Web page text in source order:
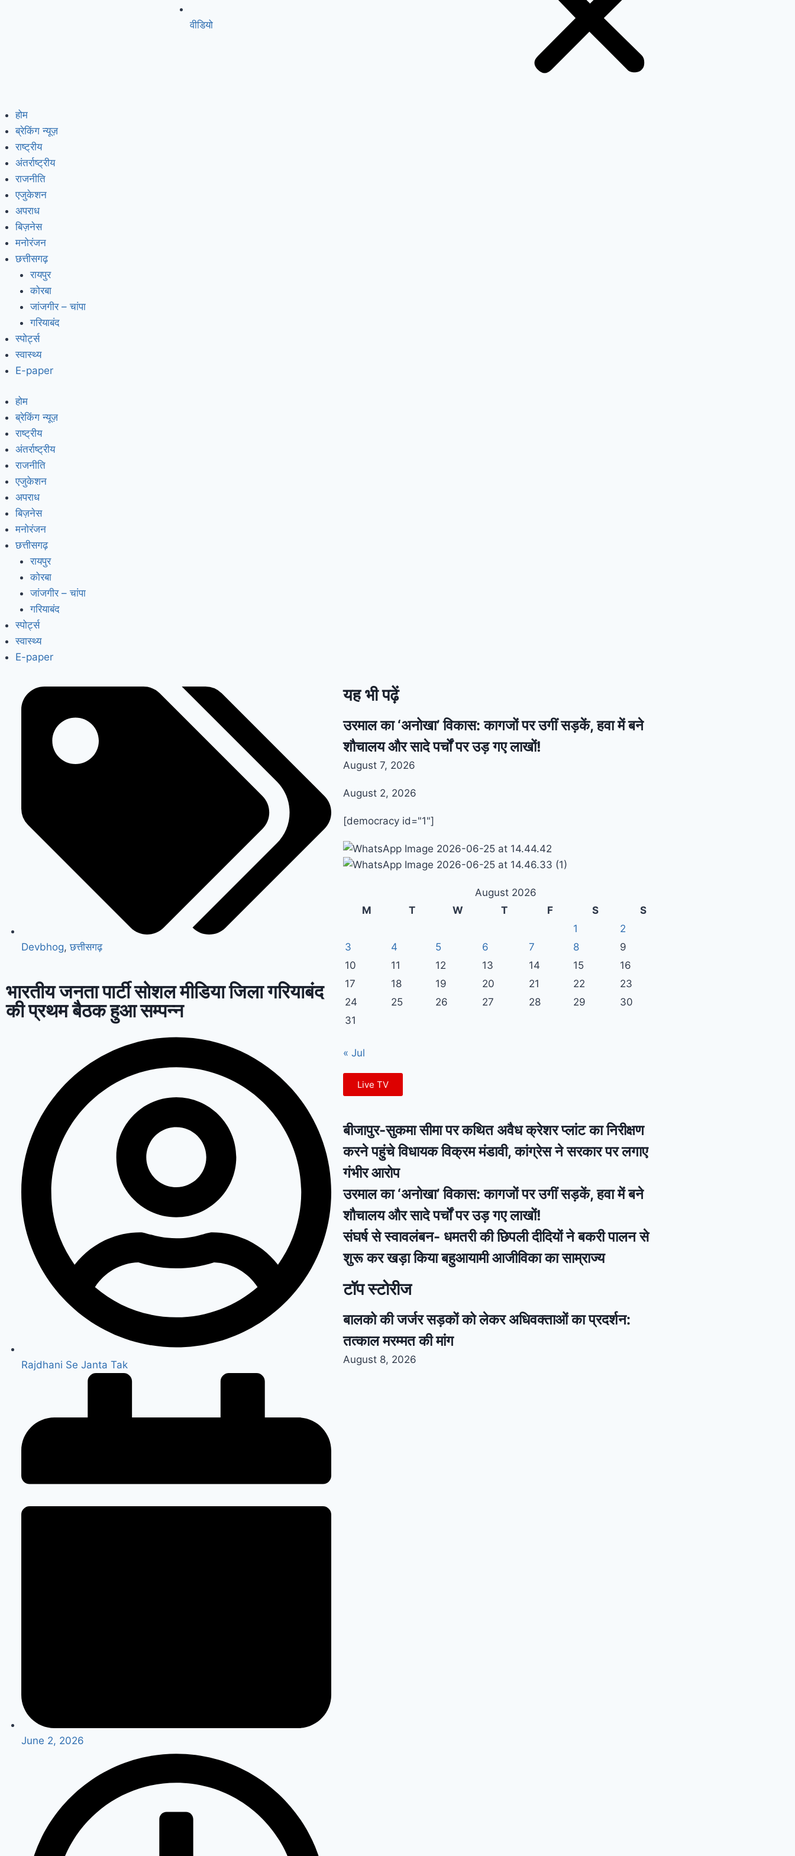
वीडियो
होम
ब्रेकिंग न्यूज़
राष्ट्रीय
अंतर्राष्ट्रीय
राजनीति
एजुकेशन
अपराध
बिज़नेस
मनोरंजन
छत्तीसगढ़
रायपुर
कोरबा
जांजगीर – चांपा
गरियाबंद
स्पोर्ट्स
स्वास्थ्य
E-paper
होम
ब्रेकिंग न्यूज़
राष्ट्रीय
अंतर्राष्ट्रीय
राजनीति
एजुकेशन
अपराध
बिज़नेस
मनोरंजन
छत्तीसगढ़
रायपुर
कोरबा
जांजगीर – चांपा
गरियाबंद
स्पोर्ट्स
स्वास्थ्य
E-paper
Devbhog,छत्तीसगढ़
भारतीय जनता पार्टी सोशल मीडिया जिला गरियाबंद
की प्रथम बैठक हुआ सम्पन्न
Rajdhani Se Janta Tak
June 2, 2026
यह भी पढ़ें
उरमाल का ‘अनोखा’ विकास: कागजों पर उगीं सड़कें, हवा में बने
शौचालय और सादे पर्चों पर उड़ गए लाखों!
August 7, 2026
August 2, 2026
[democracy id="1"]
August 2026
M
T W T F S
S
1
2
3
4 5 6 7 8
9
10
11 12 13 14 15
16
17
18 19 20 21 22
23
24
25 26 27 28 29
30
31
« Jul
Live TV
बीजापुर-सुकमा सीमा पर कथित अवैध क्रेशर प्लांट का निरीक्षण
करने पहुंचे विधायक विक्रम मंडावी, कांग्रेस ने सरकार पर लगाए
गंभीर आरोप
उरमाल का ‘अनोखा’ विकास: कागजों पर उगीं सड़कें, हवा में बने
शौचालय और सादे पर्चों पर उड़ गए लाखों!
संघर्ष से स्वावलंबन- धमतरी की छिपली दीदियों ने बकरी पालन से
शुरू कर खड़ा किया बहुआयामी आजीविका का साम्राज्य
टॉप स्टोरीज
बालको की जर्जर सड़कों को लेकर अधिवक्ताओं का प्रदर्शन:
तत्काल मरम्मत की मांग
August 8, 2026